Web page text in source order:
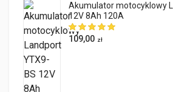
Akumulator motocyklowy
12V 8Ah 120A
109,00 zł